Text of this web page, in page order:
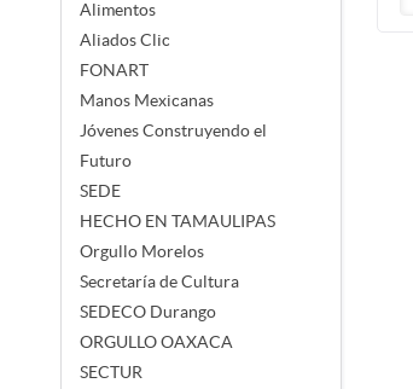
Alimentos
Aliados Clic
FONART
Manos Mexicanas
Jóvenes Construyendo el
Futuro
SEDE
HECHO EN TAMAULIPAS
Orgullo Morelos
Secretaría de Cultura
SEDECO Durango
ORGULLO OAXACA
SECTUR